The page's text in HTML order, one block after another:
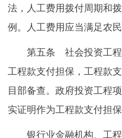
法，人工费用拨付周期和
例。人工费用应当满足农
第五条 社会投资工程
工程款支付担保，工程款
目部备查。政府投资工程
实证明作为工程款支付担保
银行业金融机构、工程